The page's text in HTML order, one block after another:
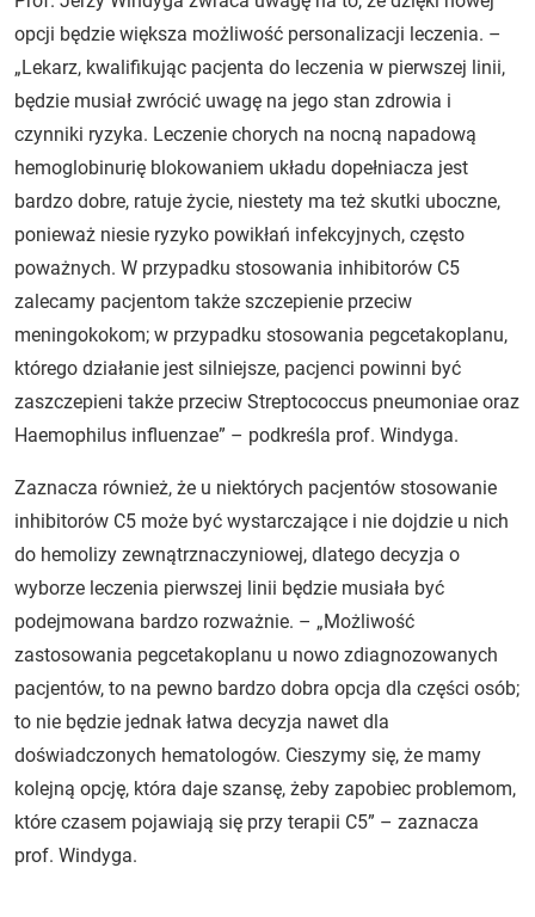
opcji będzie większa możliwość personalizacji leczenia. –
„Lekarz, kwalifikując pacjenta do leczenia w pierwszej linii,
będzie musiał zwrócić uwagę na jego stan zdrowia i
czynniki ryzyka. Leczenie chorych na nocną napadową
hemoglobinurię blokowaniem układu dopełniacza jest
bardzo dobre, ratuje życie, niestety ma też skutki uboczne,
ponieważ niesie ryzyko powikłań infekcyjnych, często
poważnych. W przypadku stosowania inhibitorów C5
zalecamy pacjentom także szczepienie przeciw
meningokokom; w przypadku stosowania pegcetakoplanu,
którego działanie jest silniejsze, pacjenci powinni być
zaszczepieni także przeciw Streptococcus pneumoniae oraz
Haemophilus influenzae” – podkreśla prof. Windyga.
Zaznacza również, że u niektórych pacjentów stosowanie
inhibitorów C5 może być wystarczające i nie dojdzie u nich
do hemolizy zewnątrznaczyniowej, dlatego decyzja o
wyborze leczenia pierwszej linii będzie musiała być
podejmowana bardzo rozważnie. – „Możliwość
zastosowania pegcetakoplanu u nowo zdiagnozowanych
pacjentów, to na pewno bardzo dobra opcja dla części osób;
to nie będzie jednak łatwa decyzja nawet dla
doświadczonych hematologów. Cieszymy się, że mamy
kolejną opcję, która daje szansę, żeby zapobiec problemom,
które czasem pojawiają się przy terapii C5” – zaznacza
prof. Windyga.